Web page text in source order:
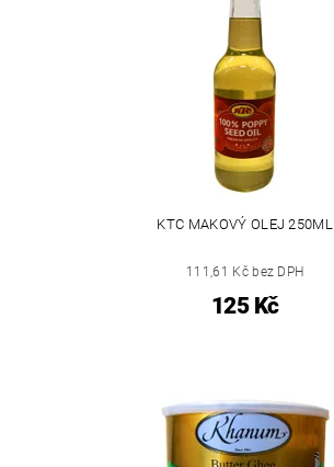
KTC MAKOVÝ OLEJ 250ML
111,61 Kč bez DPH
125 Kč